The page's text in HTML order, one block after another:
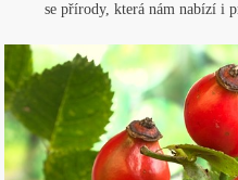
se přírody, která nám nabízí i